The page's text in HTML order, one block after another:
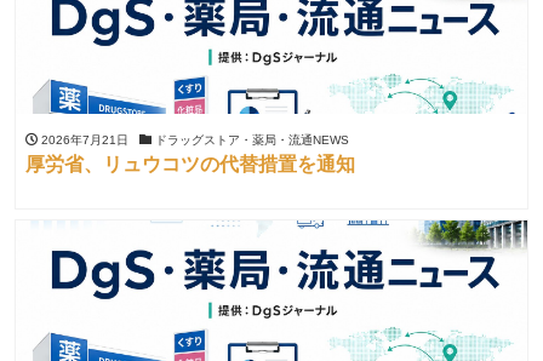
2026年7月21日 ドラッグストア・薬局・流通NEWS
厚労省、リュウコツの代替措置を通知